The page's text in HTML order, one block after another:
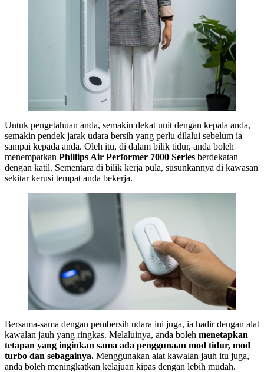
Untuk pengetahuan anda, semakin dekat unit dengan kepala anda,
semakin pendek jarak udara bersih yang perlu dilalui sebelum ia
sampai kepada anda. Oleh itu, di dalam bilik tidur, anda boleh
menempatkan Phillips Air Performer 7000 Series berdekatan
dengan katil. Sementara di bilik kerja pula, susunkannya di kawasan
sekitar kerusi tempat anda bekerja.
Bersama-sama dengan pembersih udara ini juga, ia hadir dengan alat
kawalan jauh yang ringkas. Melaluinya, anda boleh menetapkan
tetapan yang inginkan sama ada penggunaan mod tidur, mod
turbo dan sebagainya. Menggunakan alat kawalan jauh itu juga,
anda boleh meningkatkan kelajuan kipas dengan lebih mudah.